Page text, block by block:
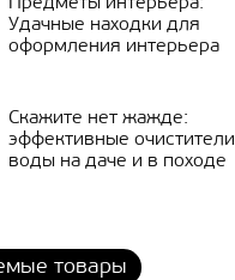
Удачные находки для
оформления интерьера
Скажите нет жажде:
эффективные очистители
воды на даче и в походе
товары